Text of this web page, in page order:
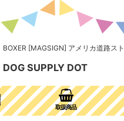
BOXER [MAGSIGN] アメリカ道路ス
DOG SUPPLY DOT
取扱商品